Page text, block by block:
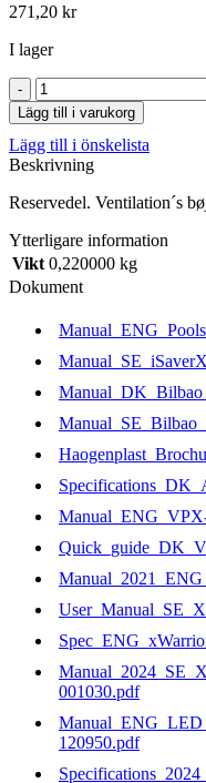
271,20 kr
I lager
Ventilation
´s
bøjning
90
gr.
100
f.
affugter
mängd
Lägg till i varukorg
Lägg till i önskelista
Beskrivning
Reservedel. Ventilation´s
Ytterligare information
Vikt 0,220000 kg
Dokument
001030.pdf
120950.pdf